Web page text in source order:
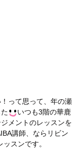
って思って、年の瀬
いつも3階の華鹿
メントのレッスンを
講師、ならリビン
スンです。